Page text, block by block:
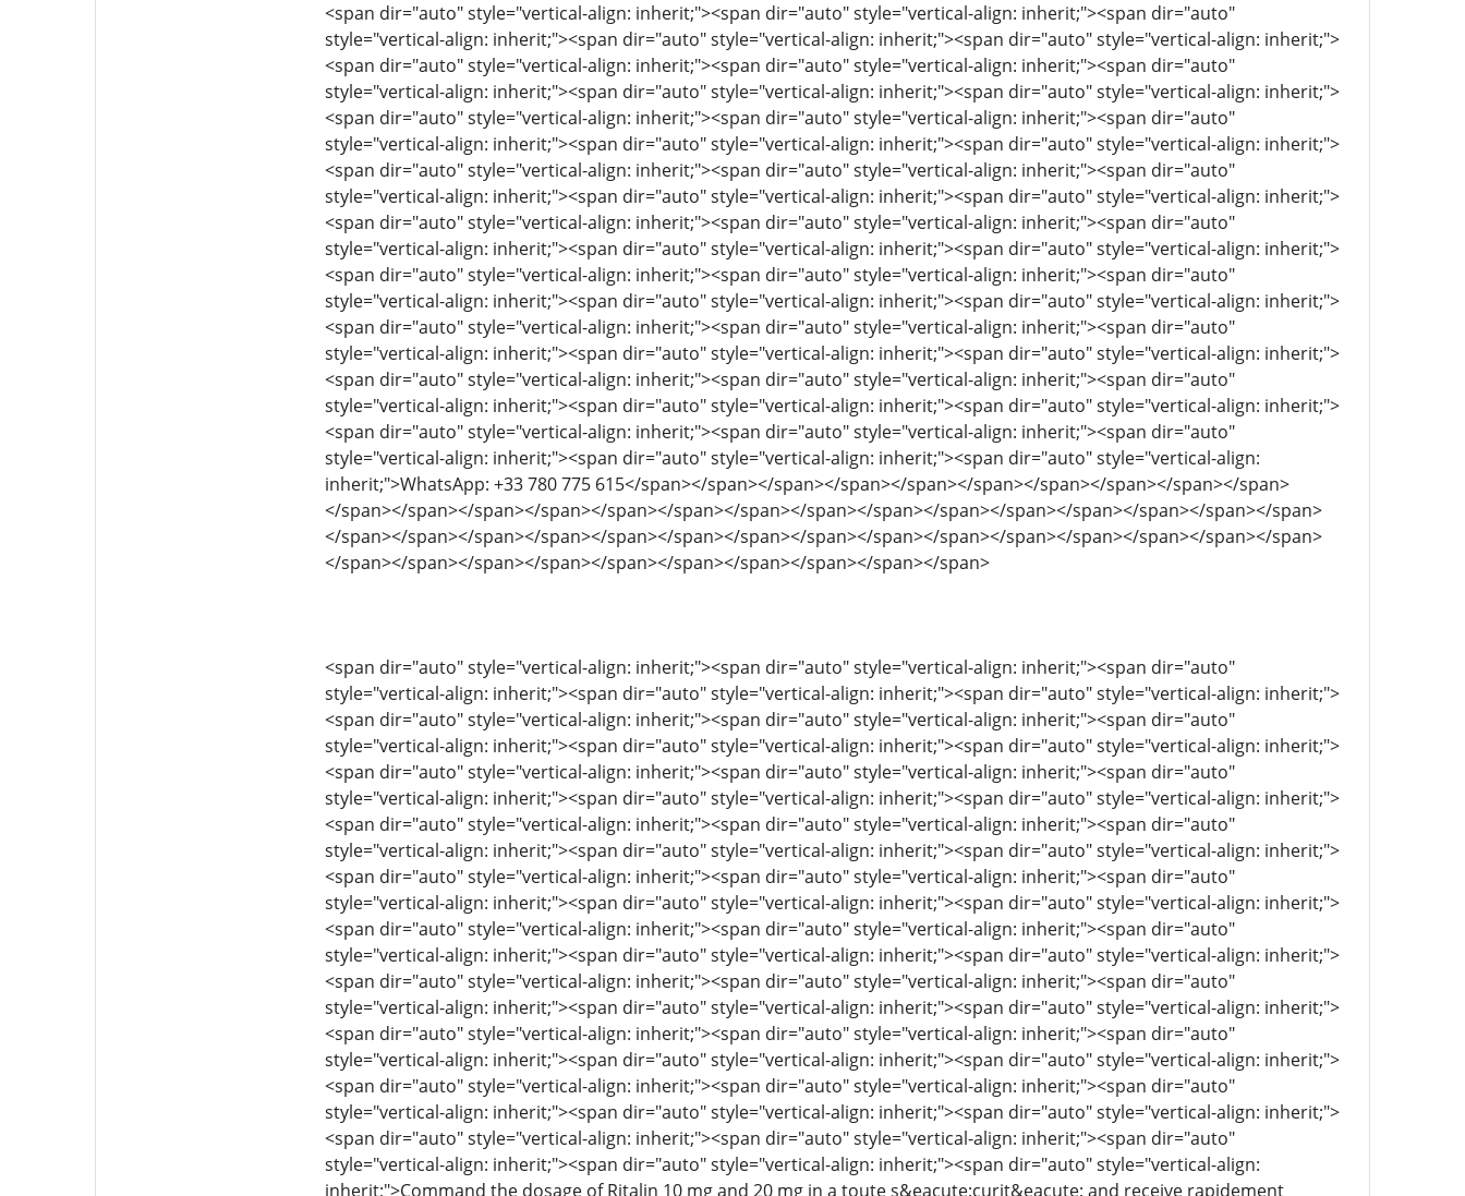
<span dir="auto" style="vertical-align: inherit;"><span dir="auto" style="vertical-align: inherit;"><span dir="auto"
style="vertical-align: inherit;"><span dir="auto" style="vertical-align: inherit;"><span dir="auto" style="vertical-align: inherit;">
<span dir="auto" style="vertical-align: inherit;"><span dir="auto" style="vertical-align: inherit;"><span dir="auto"
style="vertical-align: inherit;"><span dir="auto" style="vertical-align: inherit;"><span dir="auto" style="vertical-align: inherit;">
<span dir="auto" style="vertical-align: inherit;"><span dir="auto" style="vertical-align: inherit;"><span dir="auto"
style="vertical-align: inherit;"><span dir="auto" style="vertical-align: inherit;"><span dir="auto" style="vertical-align: inherit;">
<span dir="auto" style="vertical-align: inherit;"><span dir="auto" style="vertical-align: inherit;"><span dir="auto"
style="vertical-align: inherit;"><span dir="auto" style="vertical-align: inherit;"><span dir="auto" style="vertical-align: inherit;">
<span dir="auto" style="vertical-align: inherit;"><span dir="auto" style="vertical-align: inherit;"><span dir="auto"
style="vertical-align: inherit;"><span dir="auto" style="vertical-align: inherit;"><span dir="auto" style="vertical-align: inherit;">
<span dir="auto" style="vertical-align: inherit;"><span dir="auto" style="vertical-align: inherit;"><span dir="auto"
style="vertical-align: inherit;"><span dir="auto" style="vertical-align: inherit;"><span dir="auto" style="vertical-align: inherit;">
<span dir="auto" style="vertical-align: inherit;"><span dir="auto" style="vertical-align: inherit;"><span dir="auto"
style="vertical-align: inherit;"><span dir="auto" style="vertical-align: inherit;"><span dir="auto" style="vertical-align: inherit;">
<span dir="auto" style="vertical-align: inherit;"><span dir="auto" style="vertical-align: inherit;"><span dir="auto"
style="vertical-align: inherit;"><span dir="auto" style="vertical-align: inherit;"><span dir="auto" style="vertical-align: inherit;">
<span dir="auto" style="vertical-align: inherit;"><span dir="auto" style="vertical-align: inherit;"><span dir="auto"
style="vertical-align: inherit;"><span dir="auto" style="vertical-align: inherit;"><span dir="auto" style="vertical-align:
inherit;">WhatsApp: +33 780 775 615</span></span></span></span></span></span></span></span></span></span>
</span></span></span></span></span></span></span></span></span></span></span></span></span></span></span>
</span></span></span></span></span></span></span></span></span></span></span></span></span></span></span>
</span></span></span></span></span></span></span></span></span></span>
<span dir="auto" style="vertical-align: inherit;"><span dir="auto" style="vertical-align: inherit;"><span dir="auto"
style="vertical-align: inherit;"><span dir="auto" style="vertical-align: inherit;"><span dir="auto" style="vertical-align: inherit;">
<span dir="auto" style="vertical-align: inherit;"><span dir="auto" style="vertical-align: inherit;"><span dir="auto"
style="vertical-align: inherit;"><span dir="auto" style="vertical-align: inherit;"><span dir="auto" style="vertical-align: inherit;">
<span dir="auto" style="vertical-align: inherit;"><span dir="auto" style="vertical-align: inherit;"><span dir="auto"
style="vertical-align: inherit;"><span dir="auto" style="vertical-align: inherit;"><span dir="auto" style="vertical-align: inherit;">
<span dir="auto" style="vertical-align: inherit;"><span dir="auto" style="vertical-align: inherit;"><span dir="auto"
style="vertical-align: inherit;"><span dir="auto" style="vertical-align: inherit;"><span dir="auto" style="vertical-align: inherit;">
<span dir="auto" style="vertical-align: inherit;"><span dir="auto" style="vertical-align: inherit;"><span dir="auto"
style="vertical-align: inherit;"><span dir="auto" style="vertical-align: inherit;"><span dir="auto" style="vertical-align: inherit;">
<span dir="auto" style="vertical-align: inherit;"><span dir="auto" style="vertical-align: inherit;"><span dir="auto"
style="vertical-align: inherit;"><span dir="auto" style="vertical-align: inherit;"><span dir="auto" style="vertical-align: inherit;">
<span dir="auto" style="vertical-align: inherit;"><span dir="auto" style="vertical-align: inherit;"><span dir="auto"
style="vertical-align: inherit;"><span dir="auto" style="vertical-align: inherit;"><span dir="auto" style="vertical-align: inherit;">
<span dir="auto" style="vertical-align: inherit;"><span dir="auto" style="vertical-align: inherit;"><span dir="auto"
style="vertical-align: inherit;"><span dir="auto" style="vertical-align: inherit;"><span dir="auto" style="vertical-align: inherit;">
<span dir="auto" style="vertical-align: inherit;"><span dir="auto" style="vertical-align: inherit;"><span dir="auto"
style="vertical-align: inherit;"><span dir="auto" style="vertical-align: inherit;"><span dir="auto" style="vertical-align: inherit;">
<span dir="auto" style="vertical-align: inherit;"><span dir="auto" style="vertical-align: inherit;"><span dir="auto"
style="vertical-align: inherit;"><span dir="auto" style="vertical-align: inherit;"><span dir="auto" style="vertical-align:
inherit;">Command the dosage of Ritalin 10 mg and 20 mg in a toute s&eacute;curit&eacute; and receive rapidement